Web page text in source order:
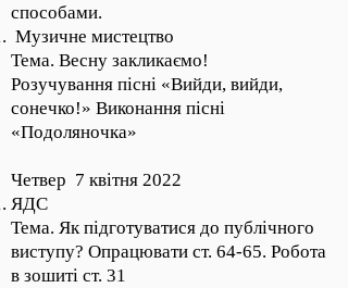
способами.
Музичне мистецтво
Тема. Весну закликаємо!
Розучування пісні «Вийди, вийди,
сонечко!» Виконання пісні
«Подоляночка»
Четвер 7 квітня 2022
ЯДС
Тема. Як підготуватися до публічного
виступу? Опрацювати ст. 64-65. Робота
в зошиті ст. 31